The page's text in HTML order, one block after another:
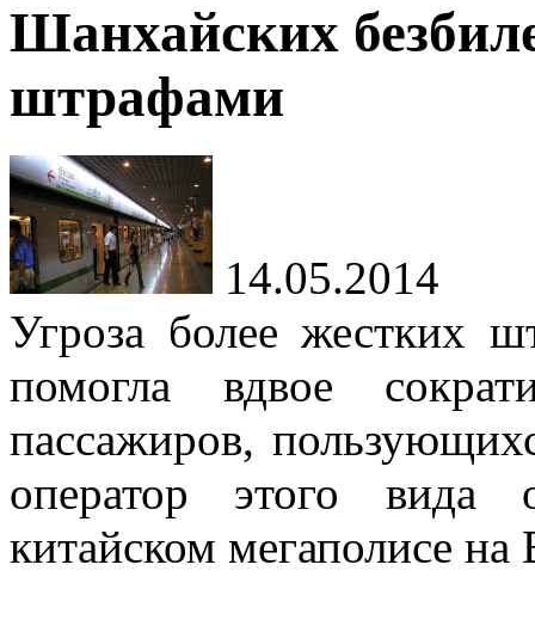
Шанхайских
штрафами
14.05.2014
Угроза более жестких
помогла вдвое
пассажиров,
оператор этого вида
китайском мегаполисе